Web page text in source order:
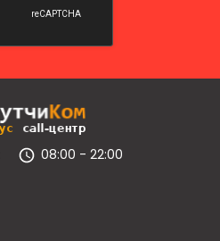
08:00 - 22:00